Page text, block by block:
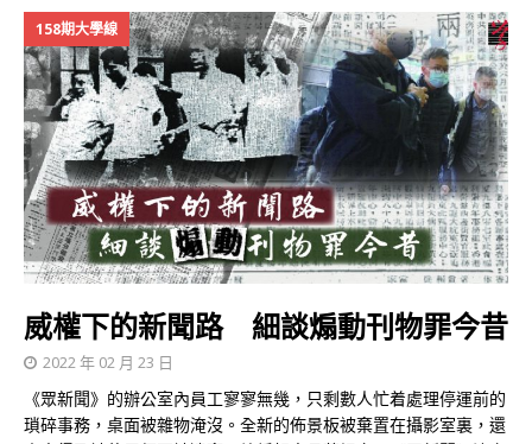
158期大學線
威權下的新聞路 細談煽動刊物罪今昔
2022 年 02 月 23 日
《眾新聞》的辦公室內員工寥寥無幾，只剩數人忙着處理停運前的
瑣碎事務，桌面被雜物淹沒。全新的佈景板被棄置在攝影室裏，還